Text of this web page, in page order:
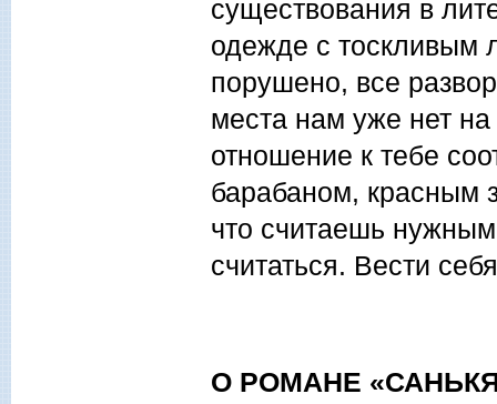
существования в
одежде с тоскливым
порушено, все
места нам уже нет на
отношение к тебе
барабаном, красным
что считаешь нужным
считаться. Вести
О РОМАНЕ